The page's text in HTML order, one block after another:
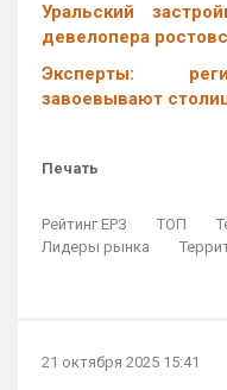
Уральский
девелопера
Эксперты:
завоевывают
Печать
Рейтинг ЕРЗ ТОП
Лидеры рынка
21 октября 2025 15:41